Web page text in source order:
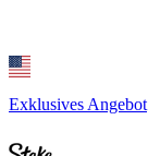
Exklusives Angebot